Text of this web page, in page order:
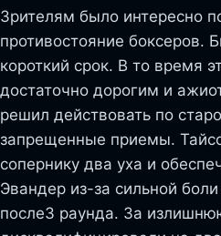
Зрителям было интересно
противостояние боксеров.
короткий срок. В то время
достаточно дорогим и
решил действовать по
запрещенные приемы.
сопернику два уха и
Эвандер из-за сильной
после3 раунда. За